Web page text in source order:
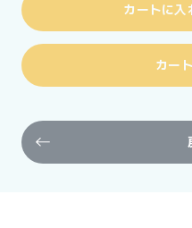
カートに入
カー